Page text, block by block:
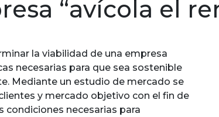
“avícola el
la viabilidad de una empresa
necesarias para que sea sostenible
Mediante un estudio de mercado se
y mercado objetivo con el fin de
condiciones necesarias para